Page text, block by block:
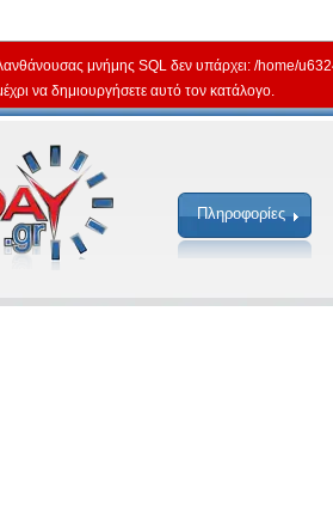
μνήμης SQL δεν υπάρχει: /home/
να δημιουργήσετε αυτό τον κατάλογο.
Πληροφορίες